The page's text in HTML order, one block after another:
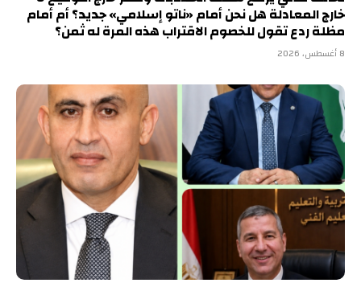
خارج المعادلة هل نحن أمام «ناتو إسلامي» جديد؟ أم أمام
مظلة ردع تقول للخصوم الاقتراب هذه المرة له ثمن؟
8 أغسطس، 2026